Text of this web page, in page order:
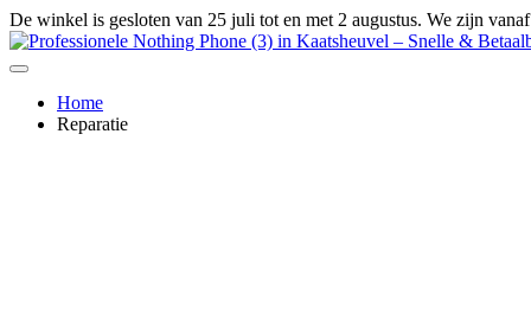
Ga
naar
de
De winkel is gesloten van 25 juli tot en met 2 augustus. We zijn
Home
Reparatie